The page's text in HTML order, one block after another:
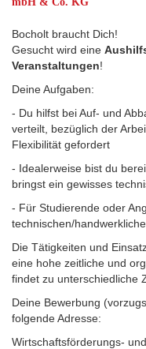
Bocholt braucht Dich!
Gesucht wird eine
Veranstaltungen!
Deine Aufgaben:
- Du hilfst bei Auf- und
verteilt, bezüglich der
Flexibilität gefordert
- Idealerweise bist du
bringst ein gewisses
- Für Studierende oder
technischen/
Die Tätigkeiten und
eine hohe zeitliche und
findet zu unterschiedliche
Deine Bewerbung
folgende Adresse:
Wirtschaftsförderungs-